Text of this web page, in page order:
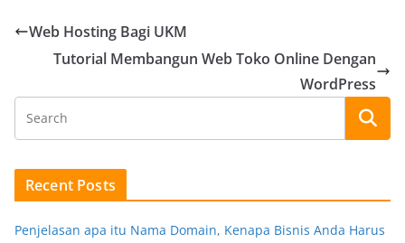
Web Hosting Bagi UKM
Tutorial Membangun Web Toko Online Dengan
WordPress
Recent Posts
Penjelasan apa itu Nama Domain, Kenapa Bisnis Anda Harus